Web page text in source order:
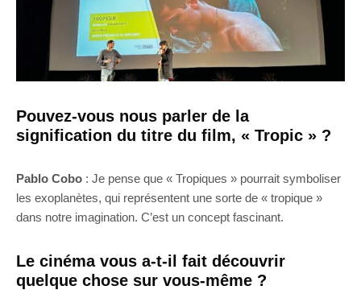
Pouvez-vous nous parler de la
signification du titre du film, « Tropic » ?
Pablo Cobo : Je pense que « Tropiques » pourrait symboliser
les exoplanètes, qui représentent une sorte de « tropique »
dans notre imagination. C’est un concept fascinant.
Le cinéma vous a-t-il fait découvrir
quelque chose sur vous-même ?